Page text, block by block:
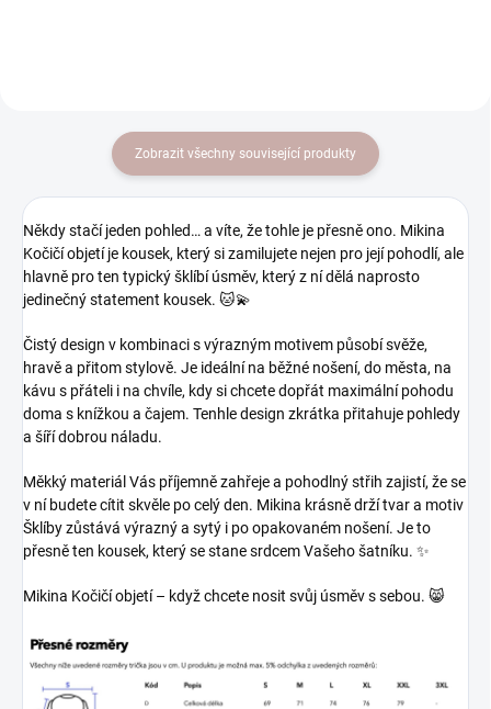
Zobrazit všechny související produkty
Někdy stačí jeden pohled… a víte, že tohle je přesně ono. Mikina
Kočičí objetíje kousek, který si zamilujete nejen pro její pohodlí, ale
hlavně pro ten typický šklíbí úsměv, který z ní dělá naprosto
jedinečný statement kousek. 🐱💫
Čistý design v kombinaci s výrazným motivem působí svěže,
hravě a přitom stylově. Je ideální na běžné nošení, do města, na
kávu s přáteli i na chvíle, kdy si chcete dopřát maximální pohodu
doma s knížkou a čajem. Tenhle design zkrátka přitahuje pohledy
a šíří dobrou náladu.
Měkký materiál Vás příjemně zahřeje a pohodlný střih zajistí, že se
v ní budete cítit skvěle po celý den. Mikina krásně drží tvar a motiv
Šklíby zůstává výrazný a sytý i po opakovaném nošení. Je to
přesně ten kousek, který se stane srdcem Vašeho šatníku. ✨
Mikina Kočičí objetí – když chcete nosit svůj úsměv s sebou. 😸